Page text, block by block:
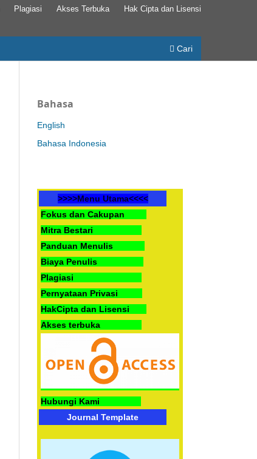
Cari
Plagiasi Akses Terbuka Hak Cipta dan Lisensi
Bahasa
English
Bahasa Indonesia
>>>>Menu Utama<<<<
Fokus dan Cakupan
Mitra Bestari
Panduan Menulis
Biaya Penulis
Plagiasi
Pernyataan Privasi
HakCipta dan Lisensi
Akses terbuka
Hubungi Kami
Journal Template